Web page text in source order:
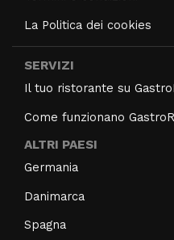
La Politica dei cookies
SERVIZI
Il tuo ristorante su
Come funzionano
ALTRI PAESI
Germania
Danimarca
Spagna